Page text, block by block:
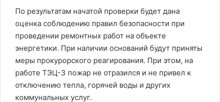
По результатам начатой проверки будет дана
оценка соблюдению правил безопасности при
проведении ремонтных работ на объекте
энергетики. При наличии оснований будут приняты
меры прокурорского реагирования. При этом, на
работе ТЭЦ-3 пожар не отразился и не привел к
отключению тепла, горячей воды и других
коммунальных услуг.